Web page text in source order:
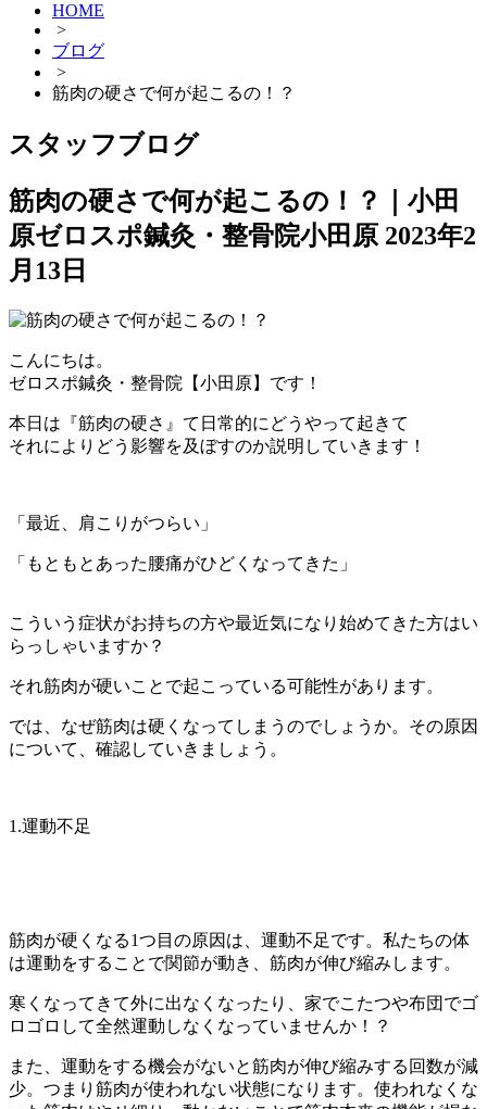
HOME
>
ブログ
>
筋肉の硬さで何が起こるの！？
スタッフブログ
筋肉の硬さで何が起こるの！？｜小田
原ゼロスポ鍼灸・整骨院小田原 2023年2
月13日
こんにちは。
ゼロスポ鍼灸・整骨院【小田原】です！
本日は『筋肉の硬さ』て日常的にどうやって起きて
それによりどう影響を及ぼすのか説明していきます！
「最近、肩こりがつらい」
「もともとあった腰痛がひどくなってきた」
こういう症状がお持ちの方や最近気になり始めてきた方はい
らっしゃいますか？
それ筋肉が硬いことで起こっている可能性があります。
では、なぜ筋肉は硬くなってしまうのでしょうか。その原因
について、確認していきましょう。
1.運動不足
筋肉が硬くなる1つ目の原因は、運動不足です。私たちの体
は運動をすることで関節が動き、筋肉が伸び縮みします。
寒くなってきて外に出なくなったり、家でこたつや布団でゴ
ロゴロして全然運動しなくなっていませんか！？
また、運動をする機会がないと筋肉が伸び縮みする回数が減
少。つまり筋肉が使われない状態になります。使われなくな